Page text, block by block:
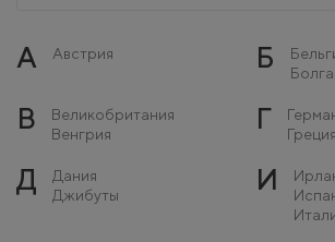
А Австрия Б
В
Великобритания
Венгрия
Г
Греция
Д
Дания
Джибуты
И